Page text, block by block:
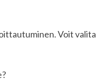
Voit valita